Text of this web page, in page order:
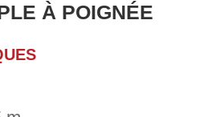
À POIGNÉE